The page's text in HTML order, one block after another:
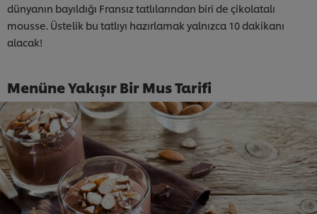
dünyanın bayıldığı Fransız tatlılarından biri de çikolatalı
mousse. Üstelik bu tatlıyı hazırlamak yalnızca 10 dakikanı
alacak!
Menüne Yakışır Bir Mus Tarifi